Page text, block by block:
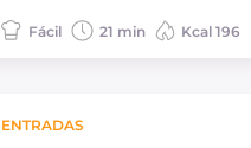
Fácil 21 min Kcal 196
ENTRADAS